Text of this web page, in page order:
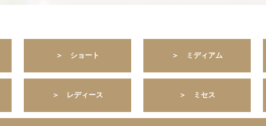
＞ ショート ＞ ミディアム
＞ レディース ＞ ミセス